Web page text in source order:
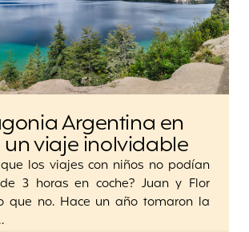
Argentina en
viaje inolvidable
los viajes con niños no podían
3 horas en coche? Juan y Flor
que no. Hace un año tomaron la